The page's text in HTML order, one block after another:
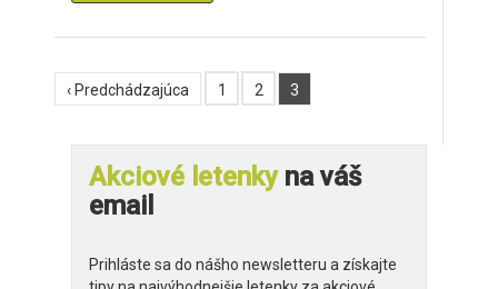
‹ Predchádzajúca 1 2 3
Akciové letenkyna váš
email
Prihláste sa do nášho newsletteru a získajte